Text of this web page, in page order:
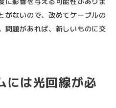
がないので、改めてケーブルの
問題があれば、新しいものに交
には光回線が必